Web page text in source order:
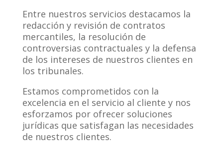
Entre nuestros servicios destacamos la
redacción y revisión de contratos
mercantiles, la resolución de
controversias contractuales y la defensa
de los intereses de nuestros clientes en
los tribunales.
Estamos comprometidos con la
excelencia en el servicio al cliente y nos
esforzamos por ofrecer soluciones
jurídicas que satisfagan las necesidades
de nuestros clientes.